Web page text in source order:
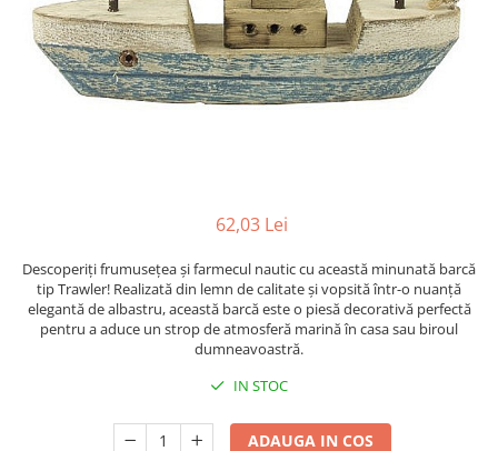
Barci, vapoare, ambarcatiuni
Pesti
Decoratiuni care se agata
62,03 Lei
Descoperiți frumusețea și farmecul nautic cu această minunată barcă
tip Trawler! Realizată din lemn de calitate și vopsită într-o nuanță
elegantă de albastru, această barcă este o piesă decorativă perfectă
pentru a aduce un strop de atmosferă marină în casa sau biroul
dumneavoastră.
IN STOC
ADAUGA IN COS